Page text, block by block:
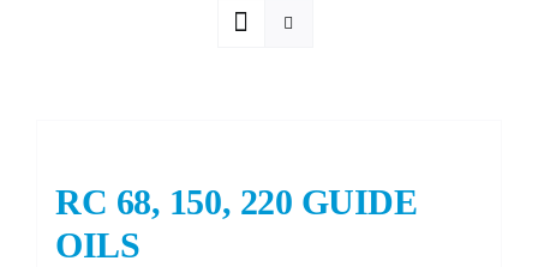
RC 68, 150, 220 GUIDE
OILS